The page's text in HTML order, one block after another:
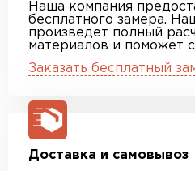
Наша компания
бесплатного замера.
произведет полный
материалов и поможет
Заказать бесплатный
Доставка и самовывоз